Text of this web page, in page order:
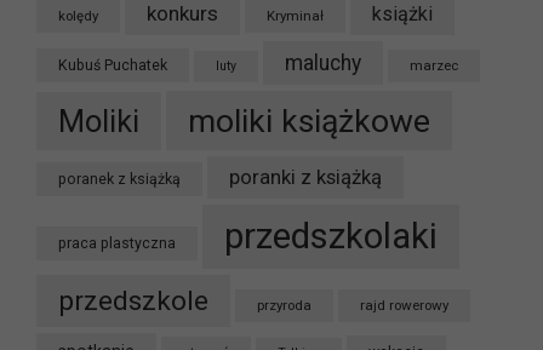
kolędy konkurs Kryminał książki
Kubuś Puchatek luty maluchy marzec
Moliki moliki książkowe
poranek z książką poranki z książką
praca plastyczna przedszkolaki
przedszkole przyroda rajd rowerowy